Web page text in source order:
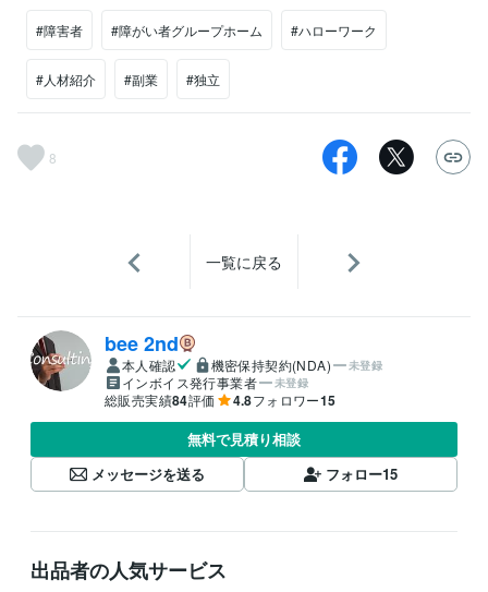
#障害者 #障がい者グループホーム #ハローワーク
#人材紹介 #副業 #独立
8
一覧に戻る
bee 2nd
本人確認 機密保持契約(NDA) 未登録
インボイス発行事業者 未登録
総販売実績84評価 4.8フォロワー15
無料で見積り相談
メッセージを送る
フォロー15
出品者の人気サービス